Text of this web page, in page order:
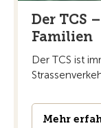
Der TCS
Familien
Der TCS ist
Mehr